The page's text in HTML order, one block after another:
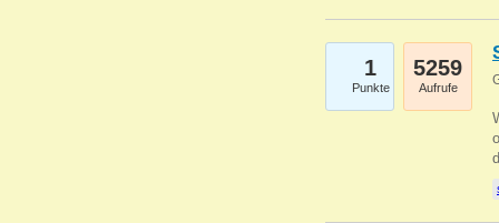
1
Punkte
5259
Aufrufe